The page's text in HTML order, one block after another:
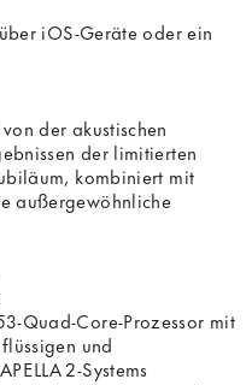
iOS-Geräte oder ein
der akustischen
der limitierten
kombiniert mit
außergewöhnliche
Quad-Core-Prozessor mit
und
2-Systems